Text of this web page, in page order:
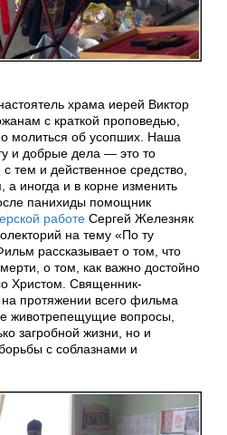
храма иерей Виктор
с краткой проповедью,
молиться об усопших. Наша
и добрые дела — это то
тем и действенное средство,
иногда и в корне изменить
панихиды помощник
работе Сергей Железняк
на тему «По ту
рассказывает о том, что
о том, как важно достойно
Христом. Священник-
протяжении всего фильма
животрепещущие вопросы,
загробной жизни, но и
с соблазнами и